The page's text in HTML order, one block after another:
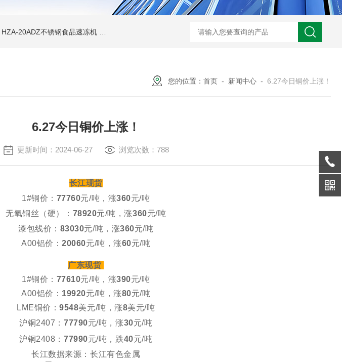
HZA-20ADZ不锈钢食品速冻机 HZC-30A药厂车间水冷空调机 HZOT-30-24
您的位置： 首页 - 新闻中心 - 6.27今日铜价上涨！
6.27今日铜价上涨！
更新时间：2024-06-27 浏览次数：788
长江现货
1#铜价： 77760元/吨， 涨360元/吨
无氧铜丝（硬）： 78920元/吨，涨360元/吨
漆包线价： 83030元/吨 ， 涨360元/吨
A00铝价：20060元/吨，涨60元/吨
广东现货
1#铜价： 77610元/吨， 涨390元/吨
A00铝价： 19920元/吨，涨80元/吨
LME铜价：9548美元/吨，涨8美元/吨
沪铜2407：77790元/吨， 涨30元/吨
沪铜2408：77990元/吨 ， 跌40元/吨
长江数据来源 ：长江有色金属